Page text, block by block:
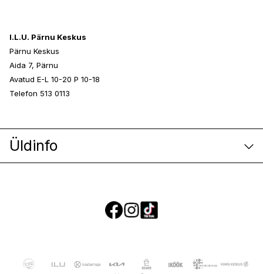
I.L.U. Pärnu Keskus
Pärnu Keskus
Aida 7, Pärnu
Avatud E-L 10-20 P 10-18
Telefon 513 0113
Üldinfo